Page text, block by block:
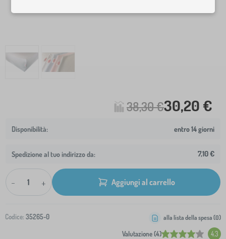
38,30 €30,20 €
entro 14 giorni
Spedizione al tuo indirizzo da: 7,10 €
- + Aggiungi al carrello
Codice: 35265-0
Valutazione (4) 4.3
alla lista della spesa (0)